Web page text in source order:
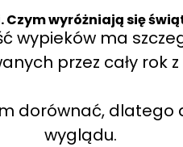
wyróżniają się
wypieków ma
przez cały rok
dorównać,
wyglądu.